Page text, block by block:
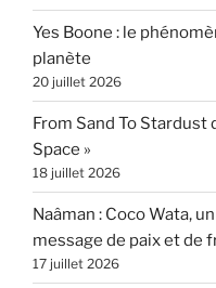
Yes Boone : le
planète
20 juillet 2026
From Sand To Stardust
Space »
18 juillet 2026
Naâman : Coco Wata,
message de paix et de
17 juillet 2026